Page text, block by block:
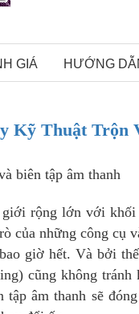
GIÁ HƯỚNG
Kỹ Thuật Trộn
biên tập âm thanh
rộng lớn với
của những công cụ
giờ hết. Và bởi
cũng không
tập âm thanh sẽ